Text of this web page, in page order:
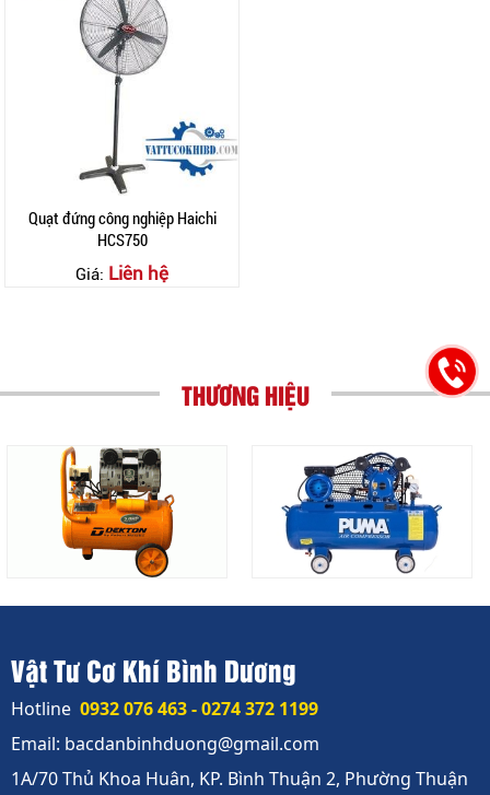
Quạt đứng công nghiệp Haichi
HCS750
Giá: Liên hệ
THƯƠNG HIỆU
Vật Tư Cơ Khí Bình Dương
Hotline 0932 076 463 - 0274 372 1199
Email: bacdanbinhduong@gmail.com
1A/70 Thủ Khoa Huân, KP. Bình Thuận 2, Phường Thuận